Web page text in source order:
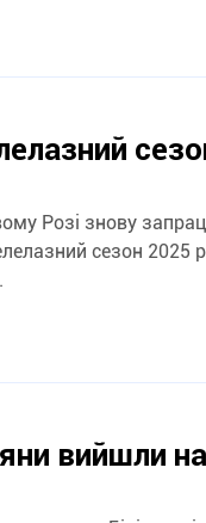
Розі знову
сезон 2025
вийшли